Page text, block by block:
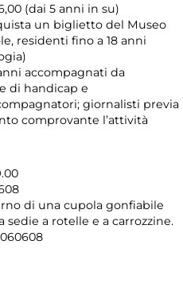
(dai 5 anni in su)
un biglietto del Museo
residenti fino a 18 anni
accompagnati da
di handicap e
giornalisti previa
comprovante l’attività
di una cupola gonfiabile
sedie a rotelle e a carrozzine.